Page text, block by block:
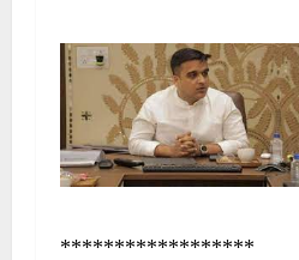
કરવો એ જ અમારો
મક્કમ નિર્ધાર: ગૃહ
રાજ્ય મંત્રી શ્રી
હર્ષ સંઘવી
******************